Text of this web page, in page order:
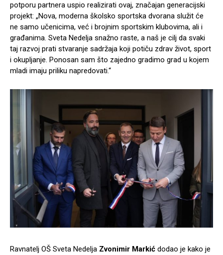
potporu partnera uspio realizirati ovaj, značajan generacijski
projekt: „Nova, moderna školsko sportska dvorana služit će
ne samo učenicima, već i brojnim sportskim klubovima, ali i
građanima. Sveta Nedelja snažno raste, a naš je cilj da svaki
taj razvoj prati stvaranje sadržaja koji potiču zdrav život, sport
i okupljanje. Ponosan sam što zajedno gradimo grad u kojem
mladi imaju priliku napredovati.“
Ravnatelj OŠ Sveta Nedelja Zvonimir Markić dodao je kako je